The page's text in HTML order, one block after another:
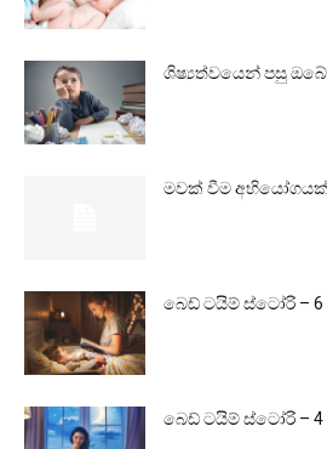
ශිෂ්‍යත්වයෙන් පසු ඔබේ
මවක් වීම අභියෝගයක්
බෙඩ් ටයිම් ස්ටෝරි – 6
බෙඩ් ටයිම් ස්ටෝරි – 4